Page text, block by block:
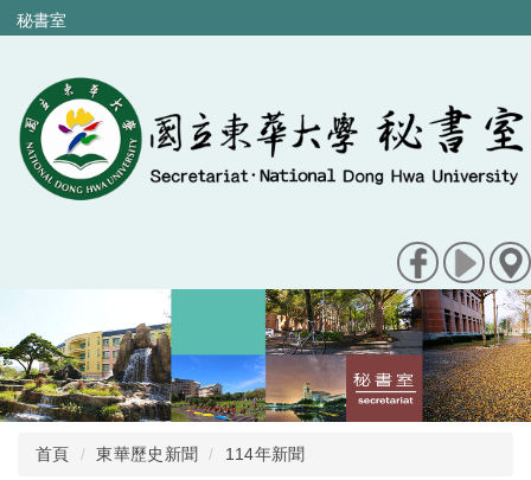
跳
到
內
容
區
秘書室
首頁 東華歷史新聞 114年新聞